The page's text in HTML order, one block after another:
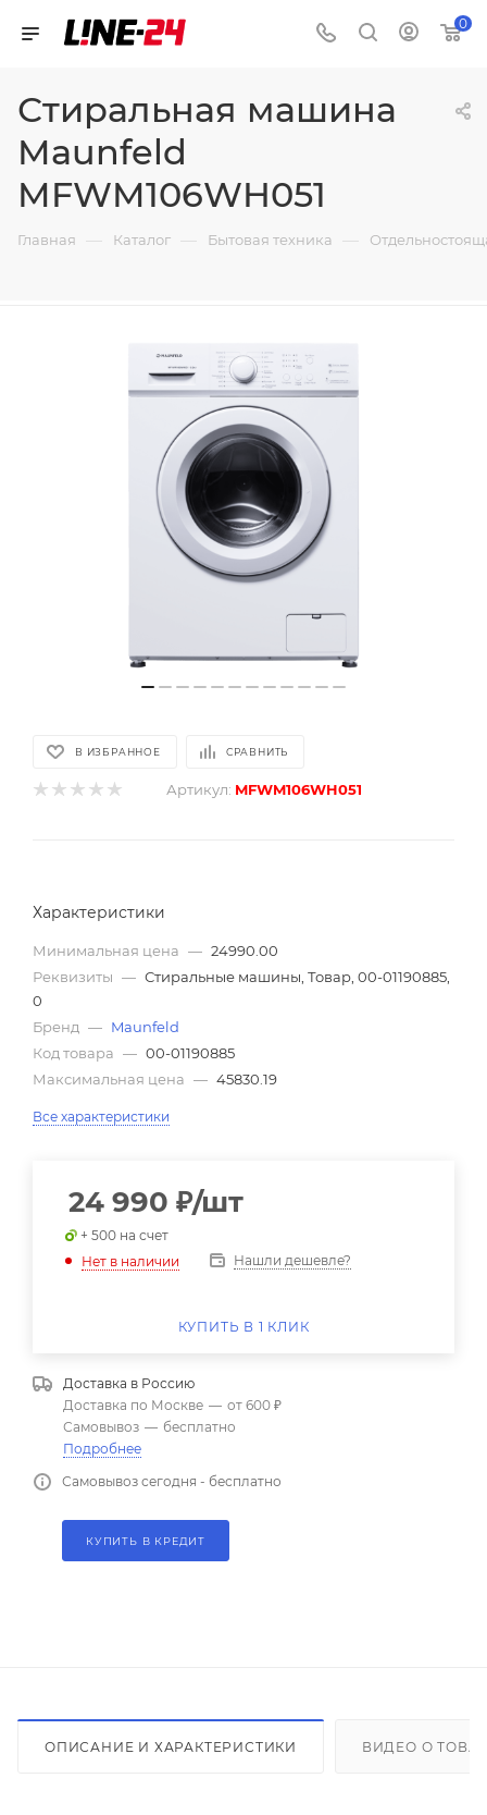
0
Стиральная машина
Maunfeld
MFWM106WH051
Главная — Каталог — Бытовая техника —
В ИЗБРАННОЕ СРАВНИТЬ
Артикул: MFWM106WH051
Характеристики
Минимальная цена — 24990.00
Реквизиты — Стиральные машины, Товар, 00-01190885,
0
Бренд — Maunfeld
Код товара — 00-01190885
Максимальная цена — 45830.19
Все характеристики
24 990 ₽/шт
+ 500 на счет
Нет в наличии
Нашли дешевле?
КУПИТЬ В 1 КЛИК
Доставка в Россию
Доставка по Москве — от 600 ₽
Самовывоз — бесплатно
Подробнее
Самовывоз сегодня - бесплатно
КУПИТЬ В КРЕДИТ
ОПИСАНИЕ И ХАРАКТЕРИСТИКИ ВИДЕО О